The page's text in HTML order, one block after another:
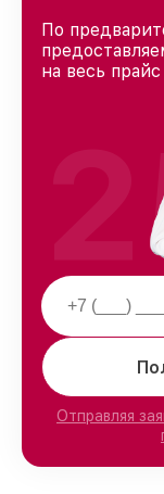
По
на весь
Отправляя